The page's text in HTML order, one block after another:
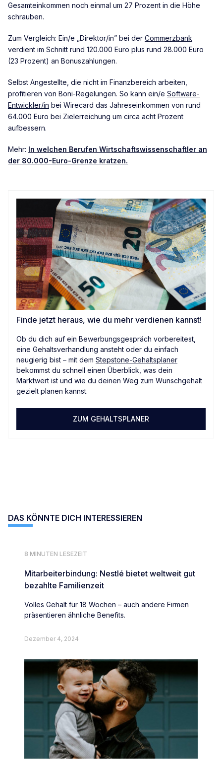
Gesamteinkommen noch einmal um 27 Prozent in die Höhe
schrauben.
Zum Vergleich: Ein/e „Direktor/in” bei der Commerzbank
verdient im Schnitt rund 120.000 Euro plus rund 28.000 Euro
(23 Prozent) an Bonuszahlungen.
Selbst Angestellte, die nicht im Finanzbereich arbeiten,
profitieren von Boni-Regelungen. So kann ein/e Software-
Entwickler/in bei Wirecard das Jahreseinkommen von rund
64.000 Euro bei Zielerreichung um circa acht Prozent
aufbessern.
Mehr: In welchen Berufen Wirtschaftswissenschaftler an
der 80.000-Euro-Grenze kratzen.
Finde jetzt heraus, wie du mehr verdienen kannst!
Ob du dich auf ein Bewerbungsgespräch vorbereitest,
eine Gehaltsverhandlung ansteht oder du einfach
neugierig bist – mit dem Stepstone-Gehaltsplaner
bekommst du schnell einen Überblick, was dein
Marktwert ist und wie du deinen Weg zum Wunschgehalt
gezielt planen kannst.
ZUM GEHALTSPLANER
DAS KÖNNTE DICH INTERESSIEREN
8 MINUTEN LESEZEIT
Mitarbeiterbindung: Nestlé bietet weltweit gut
bezahlte Familienzeit
Volles Gehalt für 18 Wochen – auch andere Firmen
präsentieren ähnliche Benefits.
Dezember 4, 2024